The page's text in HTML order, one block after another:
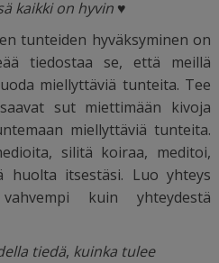
kaikki on hyvin ♥
tunteiden hyväksyminen on
tiedostaa se, että meillä
miellyttäviä tunteita. Tee
sut miettimään kivoja
miellyttäviä tunteita.
silitä koiraa, meditoi,
huolta itsestäsi. Luo yhteys
kuin yhteydestä
tiedä, kuinka tulee